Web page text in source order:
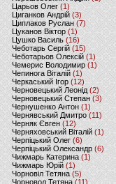
Царьов Олег (1)
Циганков Андрій (3)
Циплаков Руслан(7)
Цуканов Віктор (1)
Цушко Василь (16)
Чеботарь Сергій (15)
Чеботарьов Олексій (1)
Чемерис Володимир (1)
Чепинога Віталій (1)
Черкаський Ігор (12)
Черновецький Леонід(2)
Черновецький Степан (3)
Чернушенко Антон (1)
Чернявський Дмитро(11)
Черняк Євген(12)
Черняховський Віталій (1)
Черпіцький Олег (6)
Черпіцький Олександр (6)
Чижмарь Катерина (1)
Чижмарь Юрій (1)
Чорновіл Тетяна (5)
Чорновол Тетяна (11)